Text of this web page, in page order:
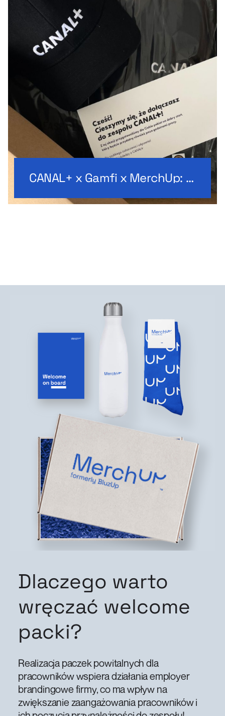
CANAL+ x Gamfi x MerchUp: welcome pack
Dlaczego warto
wręczać welcome
packi?
Realizacja paczek powitalnych dla
pracowników wspiera działania employer
brandingowe firmy, co ma wpływ na
zwiększanie zaangażowania pracowników i